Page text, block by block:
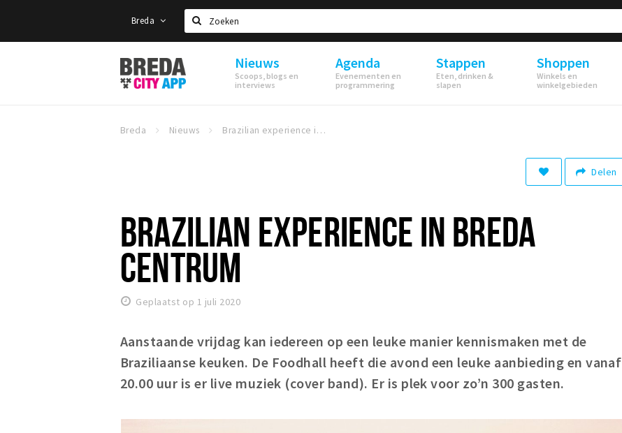
Breda
Zoeken
Stappen
&
Shoppen
Nieuws
Scoops, blogs en
interviews
Agenda
Evenementen en
programmering
Stappen
Eten, drinken &
slapen
Shoppen
Winkels en
winkelgebieden
Breda Nieuws Brazilian experience in Breda Centrum
Delen
BRAZILIAN EXPERIENCE IN BREDA
CENTRUM
Geplaatst op 1 juli 2020
Aanstaande vrijdag kan iedereen op een leuke manier kennismaken met de
Braziliaanse keuken. De Foodhall heeft die avond een leuke aanbieding en vanaf
20.00 uur is er live muziek (cover band). Er is plek voor zo’n 300 gasten.